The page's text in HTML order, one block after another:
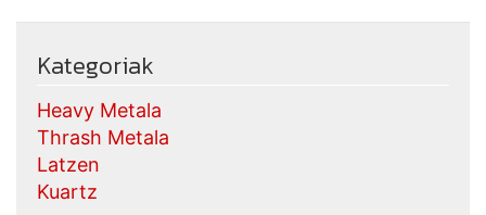
Kategoriak
Heavy Metala
Thrash Metala
Latzen
Kuartz